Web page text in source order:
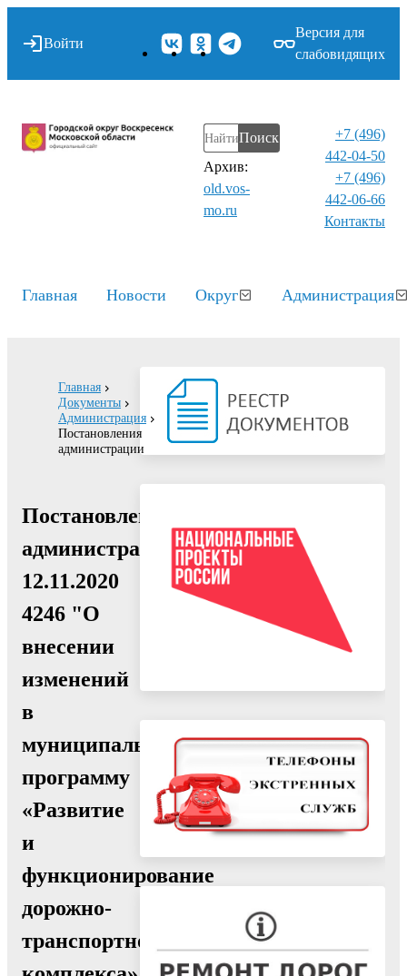
Войти
Версия для
слабовидящих
Поиск
Архив:
old.vos-
mo.ru
+7 (496)
442-04-50
+7 (496)
442-06-66
Контакты⁠
Главная Новости Округ Администрация
Главная
Документы
Администрация
Постановления
администрации
Постановление
администрации
12.11.2020
4246 "О
внесении
изменений
в
муниципальную
программу
«Развитие
и
функционирование
дорожно-
транспортного